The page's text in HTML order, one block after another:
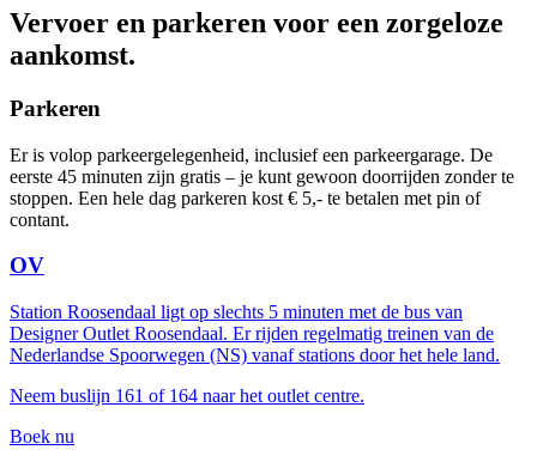
Vervoer en parkeren voor een zorgeloze
aankomst.
Parkeren
Er is volop parkeergelegenheid, inclusief een parkeergarage. De
eerste 45 minuten zijn gratis – je kunt gewoon doorrijden zonder te
stoppen. Een hele dag parkeren kost € 5,- te betalen met pin of
contant.
OV
Station Roosendaal ligt op slechts 5 minuten met de bus van
Designer Outlet Roosendaal. Er rijden regelmatig treinen van de
Nederlandse Spoorwegen (NS) vanaf stations door het hele land.
Neem buslijn 161 of 164 naar het outlet centre.
Boek nu